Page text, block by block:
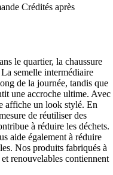
Crédités après
le quartier, la chaussure
semelle intermédiaire
de la journée, tandis que
une accroche ultime. Avec
affiche un look stylé. En
de réutiliser des
à réduire les déchets.
aide également à réduire
Nos produits fabriqués à
renouvelables contiennent